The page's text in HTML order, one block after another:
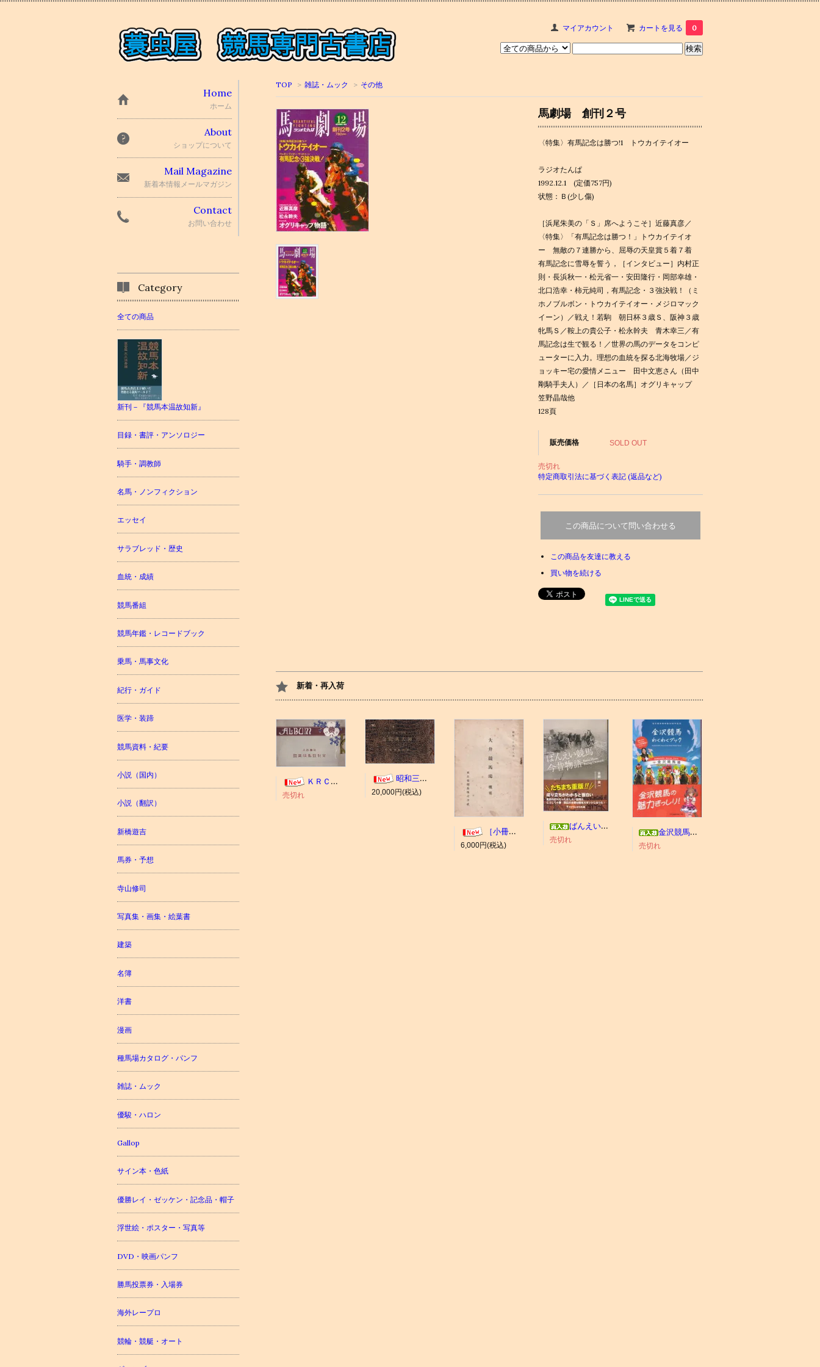
マイアカウント カートを見る 0
TOP > 雑誌・ムック > その他
馬劇場 創刊２号
〈特集〉有馬記念は勝つ!1 トウカイテイオー
ラジオたんぱ
1992.12.1 (定価757円)
状態：Ｂ(少し傷)
［浜尾朱美の「Ｓ」席へようこそ］近藤真彦／
〈特集〉「有馬記念は勝つ！」トウカイテイオ
ー 無敵の７連勝から、屈辱の天皇賞５着７着
有馬記念に雪辱を誓う，［インタビュー］内村正
則・長浜秋一・松元省一・安田隆行・岡部幸雄・
北口浩幸・柿元純司，有馬記念・３強決戦！（ミ
ホノブルボン・トウカイテイオー・メジロマック
イーン）／戦え！若駒 朝日杯３歳Ｓ、阪神３歳
牝馬Ｓ／鞍上の貴公子・松永幹夫 青木幸三／有
馬記念は生で観る！／世界の馬のデータをコンピ
ューターに入力。理想の血統を探る北海牧場／ジ
ョッキー宅の愛情メニュー 田中文恵さん（田中
剛騎手夫人）／［日本の名馬］オグリキャップ
笠野晶哉他
128頁
販売価格 SOLD OUT
売切れ
特定商取引法に基づく表記 (返品など)
この商品について問い合わせる
この商品を友達に教える
買い物を続ける
新着・再入荷
ＫＲＣ ＡＬＢＵＭ（京都競馬場写真帖）
売切れ
昭和三年十一月 御大典記念
20,000円(税込)
［小冊子］大井競馬場 概要
6,000円(税込)
ばんえい競馬今昔物語
売切れ
金沢競馬わくわくブック
売切れ
Home
ホーム
About
ショップについて
Mail Magazine
新着本情報メールマガジン
Contact
お問い合わせ
Category
全ての商品
新刊－『競馬本温故知新』
目録・書評・アンソロジー
騎手・調教師
名馬・ノンフィクション
エッセイ
サラブレッド・歴史
血統・成績
競馬番組
競馬年鑑・レコードブック
乗馬・馬事文化
紀行・ガイド
医学・装蹄
競馬資料・紀要
小説（国内）
小説（翻訳）
新橋遊吉
馬券・予想
寺山修司
写真集・画集・絵葉書
建築
名簿
洋書
漫画
種馬場カタログ・パンフ
雑誌・ムック
優駿・ハロン
Gallop
サイン本・色紙
優勝レイ・ゼッケン・記念品・帽子
浮世絵・ポスター・写真等
DVD・映画パンフ
勝馬投票券・入場券
海外レープロ
競輪・競艇・オート